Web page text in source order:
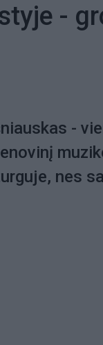
-
-
nes